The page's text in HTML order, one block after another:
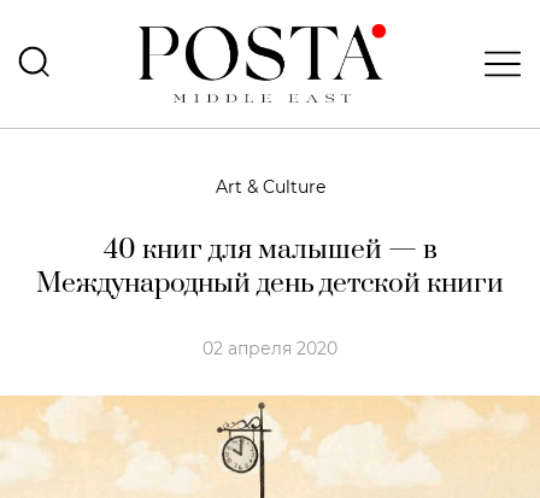
Art & Culture
40 книг для малышей — в
Международный день детской книги
02 апреля 2020